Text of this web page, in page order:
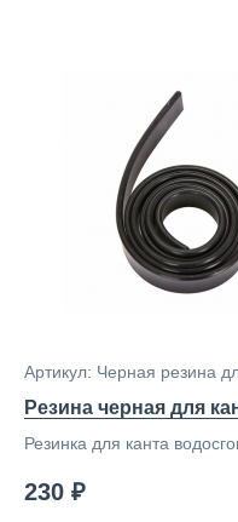
Артикул: Черная резина
Резина черная для
Резинка для канта
230 ₽